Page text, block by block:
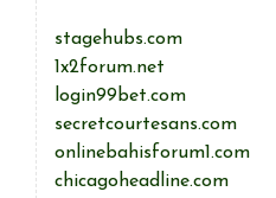
stagehubs.com
1x2forum.net
login99bet.com
secretcourtesans.com
onlinebahisforum1.com
chicagoheadline.com